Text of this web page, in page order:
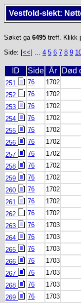
Vestfold-slekt:
Søket ga 6495 treff. Klikk
Side: [<<] ... 4 5 6 7 8 9
ID Side År Død
251 76 1702
252
76 1702
253
76 1702
254
76 1702
255
76 1702
256
76 1702
257
76 1702
258
76 1702
259
76 1702
260
76 1702
261
76 1702
262
76 1702
263
76 1703
264
76 1703
265
76 1703
266
76 1703
267
76 1703
268
76 1703
269
76 1703